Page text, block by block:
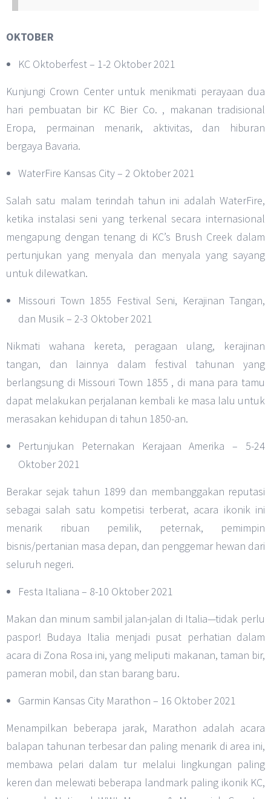
OKTOBER
KC Oktoberfest – 1-2 Oktober 2021
Kunjungi Crown Center untuk menikmati perayaan dua
hari pembuatan bir KC Bier Co. , makanan tradisional
Eropa, permainan menarik, aktivitas, dan hiburan
bergaya Bavaria.
WaterFire Kansas City – 2 Oktober 2021
Salah satu malam terindah tahun ini adalah WaterFire,
ketika instalasi seni yang terkenal secara internasional
mengapung dengan tenang di KC’s Brush Creek dalam
pertunjukan yang menyala dan menyala yang sayang
untuk dilewatkan.
Missouri Town 1855 Festival Seni, Kerajinan Tangan,
dan Musik – 2-3 Oktober 2021
Nikmati wahana kereta, peragaan ulang, kerajinan
tangan, dan lainnya dalam festival tahunan yang
berlangsung di Missouri Town 1855 , di mana para tamu
dapat melakukan perjalanan kembali ke masa lalu untuk
merasakan kehidupan di tahun 1850-an.
Pertunjukan Peternakan Kerajaan Amerika – 5-24
Oktober 2021
Berakar sejak tahun 1899 dan membanggakan reputasi
sebagai salah satu kompetisi terberat, acara ikonik ini
menarik ribuan pemilik, peternak, pemimpin
bisnis/pertanian masa depan, dan penggemar hewan dari
seluruh negeri.
Festa Italiana – 8-10 Oktober 2021
Makan dan minum sambil jalan-jalan di Italia—tidak perlu
paspor! Budaya Italia menjadi pusat perhatian dalam
acara di Zona Rosa ini, yang meliputi makanan, taman bir,
pameran mobil, dan stan barang baru.
Garmin Kansas City Marathon – 16 Oktober 2021
Menampilkan beberapa jarak, Marathon adalah acara
balapan tahunan terbesar dan paling menarik di area ini,
membawa pelari dalam tur melalui lingkungan paling
keren dan melewati beberapa landmark paling ikonik KC,